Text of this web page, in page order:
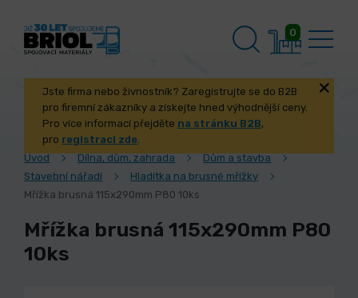
0
Jste firma nebo živnostník? Zaregistrujte se do B2B
pro firemní zákazníky a získejte hned výhodnější ceny.
Pro více informací přejděte na stránku B2B,
pro registraci zde.
Úvod
Dílna, dům, zahrada
Dům a stavba
Stavební nářadí
Hladítka na brusné mřížky
Mřížka brusná 115x290mm P80 10ks
Mřížka brusná 115x290mm P80
10ks